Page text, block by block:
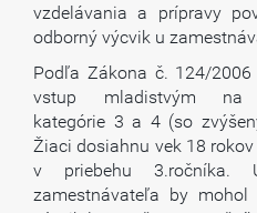
vzdelávania a prípravy
odborný výcvik u
Podľa Zákona č. 124/
vstup mladistvým na
kategórie 3 a 4 (so
Žiaci dosiahnu vek 18
v priebehu 3.ročníka.
zamestnávateľa by mohol